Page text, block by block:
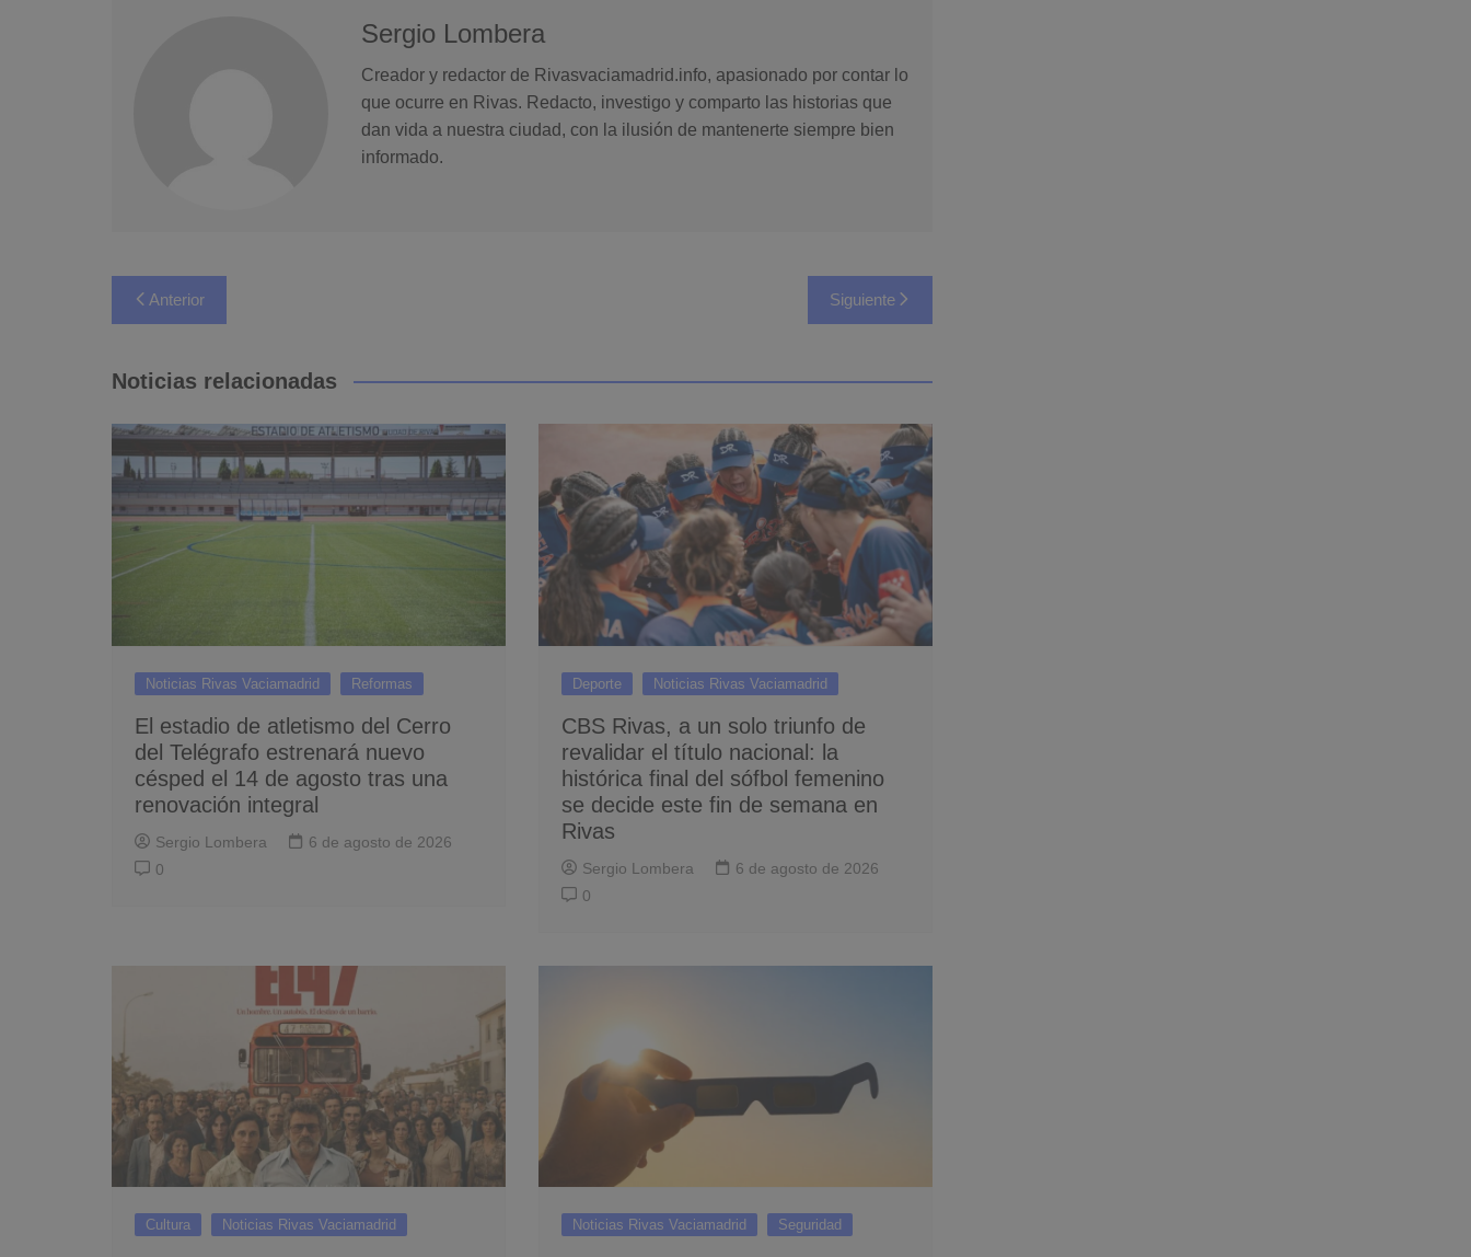
Sergio Lombera
Creador y redactor de Rivasvaciamadrid.info, apasionado por contar lo
que ocurre en Rivas. Redacto, investigo y comparto las historias que
dan vida a nuestra ciudad, con la ilusión de mantenerte siempre bien
informado.
Navegación
de
entradas
Anterior Siguiente
Noticias relacionadas
Noticias Rivas Vaciamadrid Reformas
El estadio de atletismo del Cerro
del Telégrafo estrenará nuevo
césped el 14 de agosto tras una
renovación integral
Sergio Lombera
6 de agosto de 2026
0
Deporte Noticias Rivas Vaciamadrid
CBS Rivas, a un solo triunfo de
revalidar el título nacional: la
histórica final del sófbol femenino
se decide este fin de semana en
Rivas
Sergio Lombera
6 de agosto de 2026
0
Cultura Noticias Rivas Vaciamadrid Noticias Rivas Vaciamadrid Seguridad